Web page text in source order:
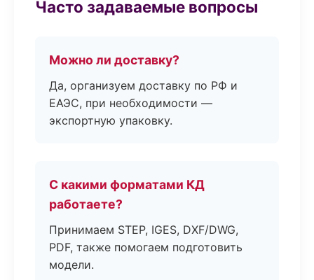
Часто задаваемые вопросы
Можно ли доставку?
Да, организуем доставку по РФ и
ЕАЭС, при необходимости —
экспортную упаковку.
С какими форматами КД
работаете?
Принимаем STEP, IGES, DXF/DWG,
PDF, также помогаем подготовить
модели.